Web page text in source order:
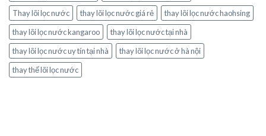
Thay lõi lọc nước
thay lõi lọc nước giá rẻ
thay lõi lọc nước haohsing
thay lõi lọc nước kangaroo
thay lõi lọc nước tại nhà
thay lõi lọc nước uy tín tại nhà
thay lõi lọc nước ở hà nội
thay thế lõi lọc nước